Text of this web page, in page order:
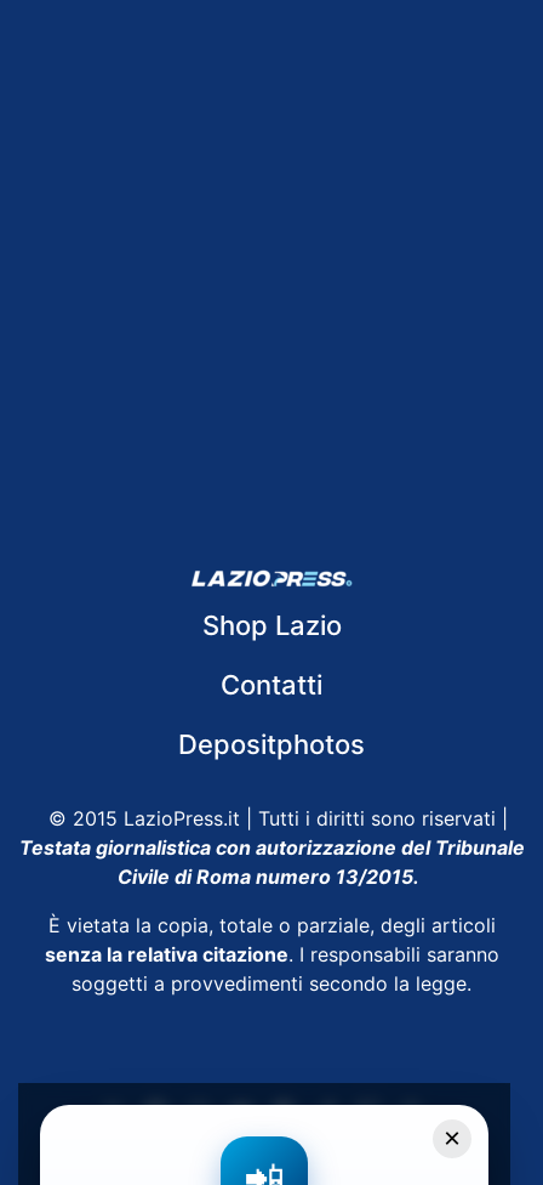
Shop Lazio
Contatti
Depositphotos
© 2015 LazioPress.it | Tutti i diritti sono riservati |
Testata giornalistica con autorizzazione del Tribunale
Civile di Roma numero 13/2015.
È vietata la copia, totale o parziale, degli articoli
senza la relativa citazione. I responsabili saranno
soggetti a provvedimenti secondo la legge.
×
Powered by SpheraHouse